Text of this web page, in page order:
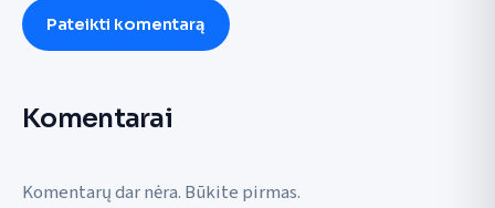
Pateikti komentarą
Komentarai
Komentarų dar nėra. Būkite pirmas.